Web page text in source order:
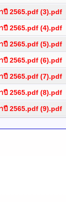
ปี 2565.pdf (3).pdf
ปี 2565.pdf (4).pdf
ปี 2565.pdf (5).pdf
ปี 2565.pdf (6).pdf
ปี 2565.pdf (7).pdf
ปี 2565.pdf (8).pdf
ปี 2565.pdf (9).pdf